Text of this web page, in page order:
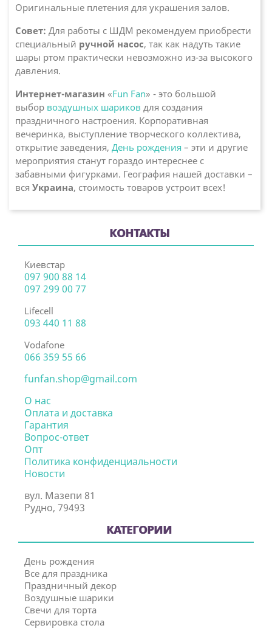
Оригинальные плетения для украшения залов.
Совет: Для работы с ШДМ рекомендуем приобрести
специальный ручной насос, так как надуть такие
шары ртом практически невозможно из-за высокого
давления.
Интернет-магазин «Fun Fan» - это большой
выбор воздушных шариков для создания
праздничного настроения. Корпоративная
вечеринка, выступление творческого коллектива,
открытие заведения, День рождения – эти и другие
мероприятия станут гораздо интереснее с
забавными фигурками. География нашей доставки –
вся Украина, стоимость товаров устроит всех!
КОНТАКТЫ
Киевстар
097 900 88 14
097 299 00 77
Lifecell
093 440 11 88
Vodafone
066 359 55 66
funfan.shop@gmail.com
О нас
Оплата и доставка
Гарантия
Вопрос-ответ
Опт
Политика конфиденциальности
Новости
вул. Мазепи 81
Рудно, 79493
КАТЕГОРИИ
День рождения
Все для праздника
Праздничный декор
Воздушные шарики
Свечи для торта
Сервировка стола